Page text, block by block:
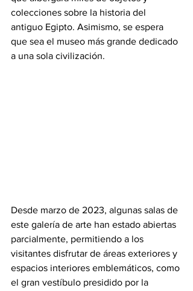
colecciones sobre la historia del
antiguo Egipto. Asimismo, se espera
que sea el museo más grande dedicado
a una sola civilización.
‎Desde marzo de 2023, algunas salas de
este galería de arte han estado abiertas
parcialmente, permitiendo a los
visitantes disfrutar de áreas exteriores y
espacios interiores emblemáticos, como
el gran vestíbulo presidido por la